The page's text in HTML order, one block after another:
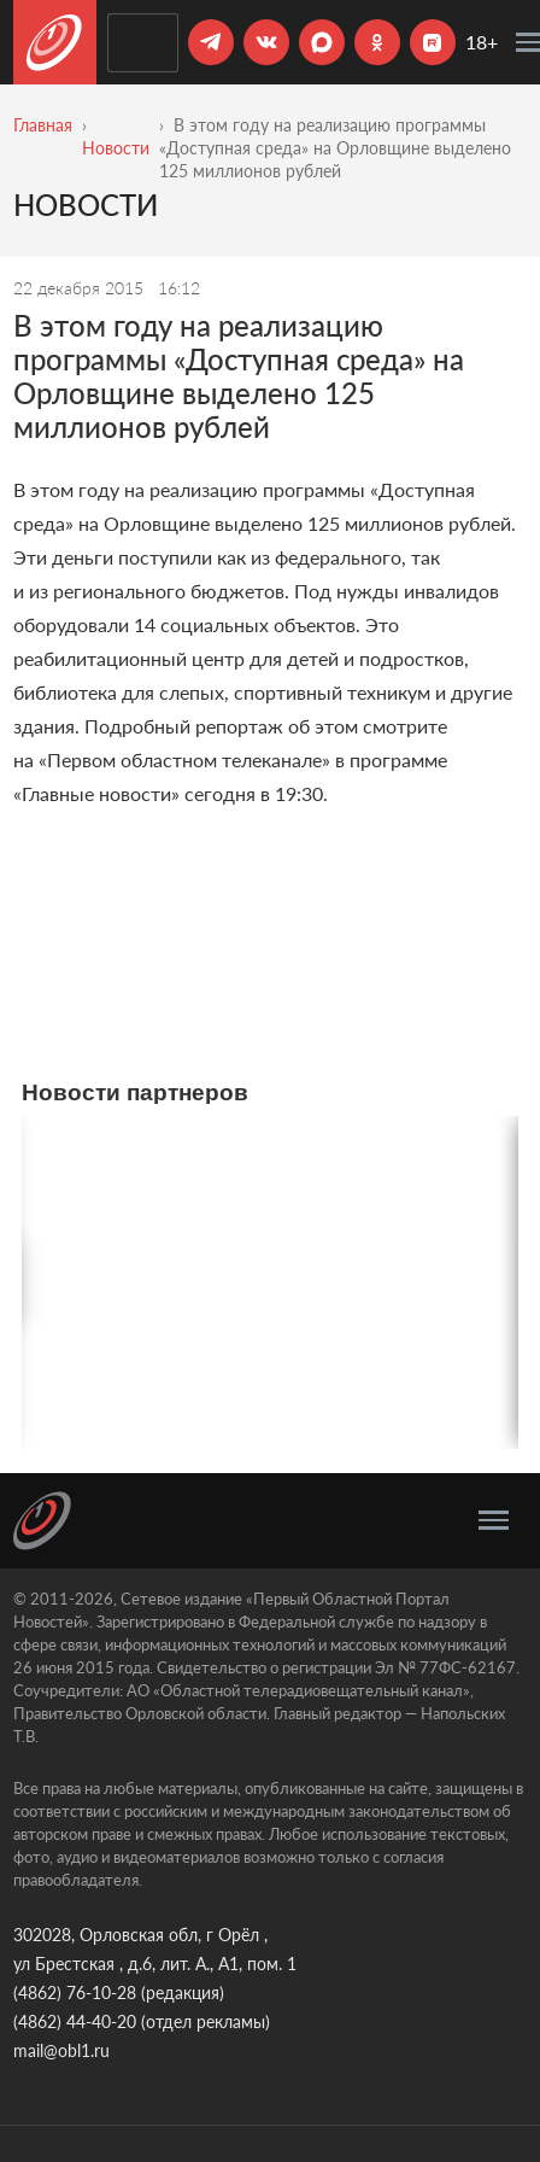
18+
Главная
Новости
В этом году на реализацию программы
«Доступная среда» на Орловщине выделено
125 миллионов рублей
НОВОСТИ
22 декабря 2015 16:12
В этом году на реализацию
программы «Доступная среда» на
Орловщине выделено 125
миллионов рублей
В этом году на реализацию программы «Доступная
среда» на Орловщине выделено 125 миллионов рублей.
Эти деньги поступили как из федерального, так
и из регионального бюджетов. Под нужды инвалидов
оборудовали 14 социальных объектов. Это
реабилитационный центр для детей и подростков,
библиотека для слепых, спортивный техникум и другие
здания. Подробный репортаж об этом смотрите
на «Первом областном телеканале» в программе
«Главные новости» сегодня в 19:30.
Новости партнеров
© 2011-2026, Сетевое издание «Первый Областной Портал
Новостей». Зарегистрировано в Федеральной службе по надзору в
сфере связи, информационных технологий и массовых коммуникаций
26 июня 2015 года. Свидетельство о регистрации Эл № 77ФС-62167.
Соучредители: АО «Областной телерадиовещательный канал»,
Правительство Орловской области. Главный редактор — Напольских
Т.В.
Все права на любые материалы, опубликованные на сайте, защищены в
соответствии с российским и международным законодательством об
авторском праве и смежных правах. Любое использование текстовых,
фото, аудио и видеоматериалов возможно только с согласия
правообладателя.
302028, Орловская обл, г Орёл ,
ул Брестская , д.6, лит. А., А1, пом. 1
(4862) 76-10-28(редакция)
(4862) 44-40-20(отдел рекламы)
mail@obl1.ru